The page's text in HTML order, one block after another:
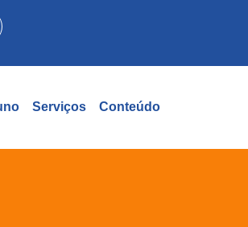
Serviços Conteúdo